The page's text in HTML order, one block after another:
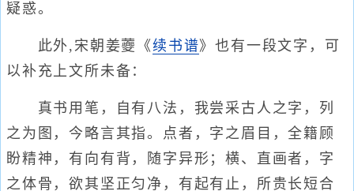
疑惑。
此外,宋朝姜蘷《续书谱》也有一段文字，可
以补充上文所未备：
真书用笔，自有八法，我尝采古人之字，列
之为图，今略言其指。点者，字之眉目，全籍顾
盼精神，有向有背，随字异形；横、直画者，字
之体骨，欲其坚正匀净，有起有止，所贵长短合